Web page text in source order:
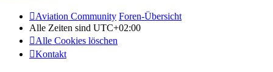
Aviation Community Foren-Übersicht
Alle Zeiten sind UTC+02:00
Alle Cookies löschen
Kontakt